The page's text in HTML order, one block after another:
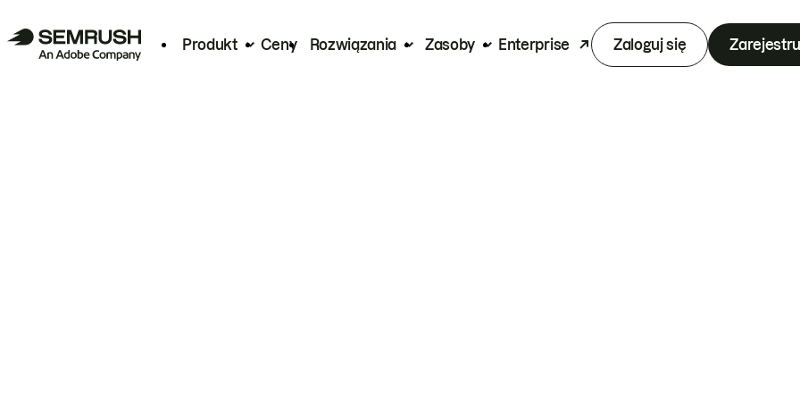
Produkt Ceny Rozwiązania Zasoby Enterprise Zaloguj się